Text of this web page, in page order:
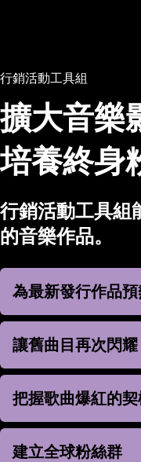
行銷活動工具組
擴大音樂
培養終身
行銷活動工具組
的音樂作品。
為最新發行作品
為最新發行作品
讓舊曲目再次閃耀
讓舊曲目再次閃耀
把握歌曲爆紅的
把握歌曲爆紅的
建立全球粉絲群
建立全球粉絲群